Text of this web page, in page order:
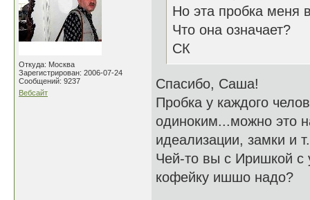
Откуда: Москва
Зарегистрирован: 2006-07-24
Сообщений: 9237
Вебсайт
Но эта пробка меня
Что она означает?
СК
Спасибо, Саша!
Пробка у каждого
одиноким...можно это
идеализации, замки и
Чей-то вы с Иришкой с
кофейку ишшо надо?